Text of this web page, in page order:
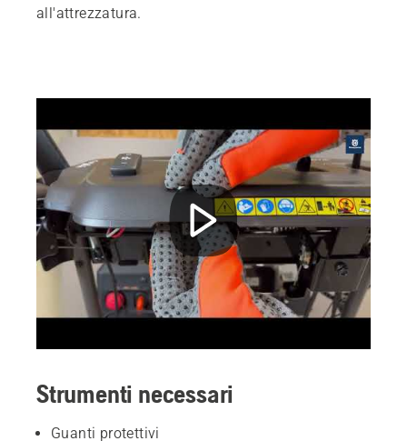
all'attrezzatura.
Strumenti necessari
Guanti protettivi